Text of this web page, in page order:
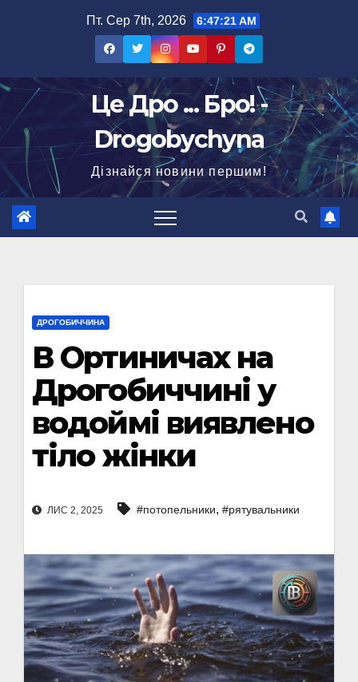
Пт. Сер 7th, 2026 6:47:22 AM
Це Дро ... Бро! -
Drogobychyna
Дізнайся новини першим!
ДРОГОБИЧЧИНА
В Ортиничах на
Дрогобиччині у
водоймі виявлено
тіло жінки
ЛИС 2, 2025 #потопельники, #рятувальники